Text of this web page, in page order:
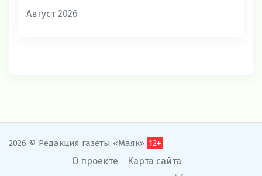
Август 2026
2026 © Редакция газеты «Маяк» 12+
О проекте Карта сайта